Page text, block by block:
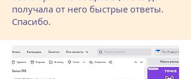
получала от него быстрые ответы.
Спасибо.